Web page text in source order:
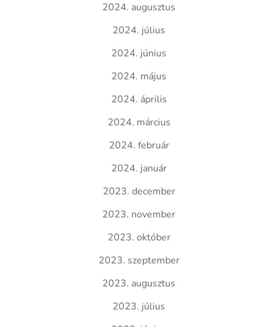
2024. augusztus
2024. július
2024. június
2024. május
2024. április
2024. március
2024. február
2024. január
2023. december
2023. november
2023. október
2023. szeptember
2023. augusztus
2023. július